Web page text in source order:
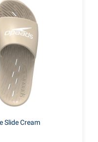
Slide Cream